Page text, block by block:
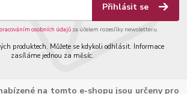
Přihlásit se
osobních údajůza účelem rozesílky newsletteru.
produktech. Můžete se kdykoli odhlásit. Informace
zasíláme jednou za měsíc.
na tomto e-shopu jsou určeny pro